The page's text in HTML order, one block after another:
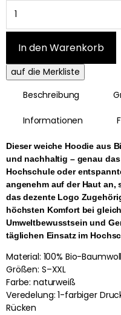
Beschreibung
Informationen
Dieser weiche Hoodie aus
und nachhaltig – genau
Hochschule oder
angenehm auf der Haut
das dezente Logo
höchsten Komfort bei
Umweltbewusstsein und
täglichen Einsatz im
Material: 100% Bio-
Größen: S–XXL
Farbe: naturweiß
Veredelung: 1-farbiger
Rücken